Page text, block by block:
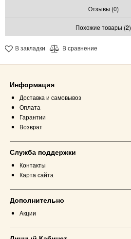
Отзывы (0)
Похожие товары (2)
В закладки В сравнение
Информация
Доставка и самовывоз
Оплата
Гарантии
Возврат
Служба поддержки
Контакты
Карта сайта
Дополнительно
Акции